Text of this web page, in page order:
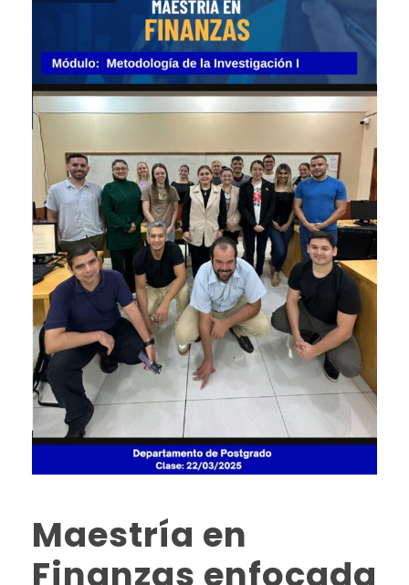
Maestría en
Finanzas enfocada